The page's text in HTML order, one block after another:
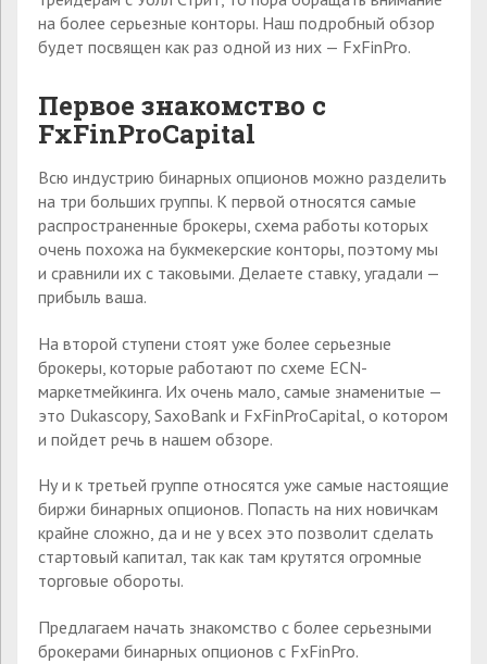
на более серьезные конторы. Наш подробный обзор
будет посвящен как раз одной из них — FxFinPro.
Первое знакомство с
FxFinProCapital
Всю индустрию бинарных опционов можно разделить
на три больших группы. К первой относятся самые
распространенные брокеры, схема работы которых
очень похожа на букмекерские конторы, поэтому мы
и сравнили их с таковыми. Делаете ставку, угадали —
прибыль ваша.
На второй ступени стоят уже более серьезные
брокеры, которые работают по схеме ECN-
маркетмейкинга. Их очень мало, самые знаменитые —
это Dukascopy, SaxoBank и FxFinProCapital, о котором
и пойдет речь в нашем обзоре.
Ну и к третьей группе относятся уже самые настоящие
биржи бинарных опционов. Попасть на них новичкам
крайне сложно, да и не у всех это позволит сделать
стартовый капитал, так как там крутятся огромные
торговые обороты.
Предлагаем начать знакомство с более серьезными
брокерами бинарных опционов с FxFinPro.